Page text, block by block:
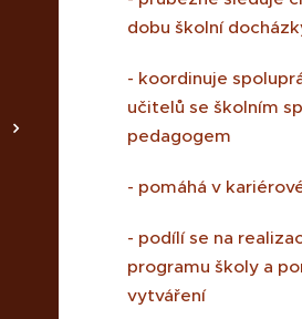
dobu školní
- koordinuje
učitelů se školním
pedagogem
- pomáhá v
- podílí se na
programu školy a
vytváření